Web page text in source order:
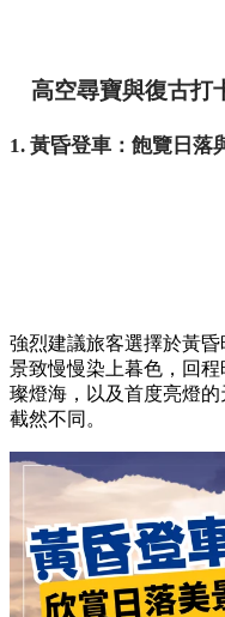
高空尋寶與復古打
1. 黃昏登車：飽覽日落
強烈建議旅客選擇於黃
景致慢慢染上暮色，回
璨燈海，以及首度亮燈
截然不同。